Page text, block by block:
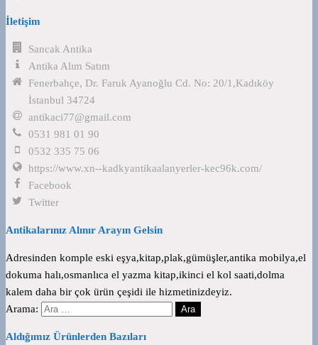
İletişim
Sancak Antika
Antika Alım Satım
Fenerbahçe, Dr. Faruk Ayanoğlu Cd. No: 20/1,Kadıköy
İstanbul 34724
antikaci77@gmail.com
0531 981 01 90
0532 335 75 06
https://www.xn--kadkyantikaalanyerler-kec96k.com/
Facebook
Twitter
Antikalarınız Alınır Arayın Gelsin
Adresinden komple eski eşya,kitap,plak,gümüşler,antika mobilya,el
dokuma halı,osmanlıca el yazma kitap,ikinci el kol saati,dolma
kalem daha bir çok ürün çeşidi ile hizmetinizdeyiz.
Arama:
Aldığımız Ürünlerden Bazıları